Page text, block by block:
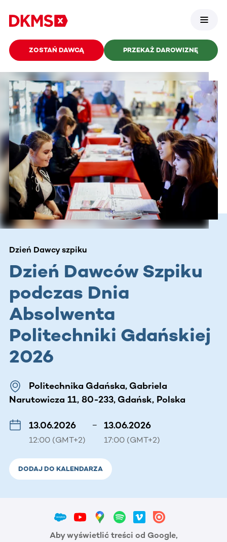
ZOSTAŃ DAWCĄ PRZEKAŻ DAROWIZNĘ
Dzień Dawcy szpiku
Dzień Dawców Szpiku
podczas Dnia
Absolwenta
Politechniki Gdańskiej
2026
Politechnika Gdańska, Gabriela
Narutowicza 11, 80-233, Gdańsk, Polska
13.06.2026
12:00 (GMT+2)
– 13.06.2026
17:00 (GMT+2)
DODAJ DO KALENDARZA
Aby wyświetlić treści od Google,